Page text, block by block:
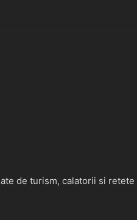
de turism, calatorii si retete